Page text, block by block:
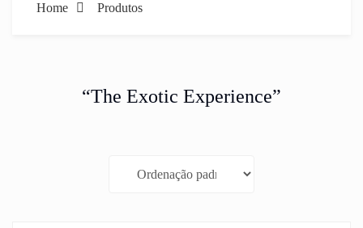
Home Produtos
“The Exotic Experience”